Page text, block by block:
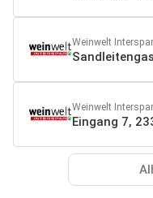
Weinwelt Interspar
Weinwelt Interspar
Eingang 7,